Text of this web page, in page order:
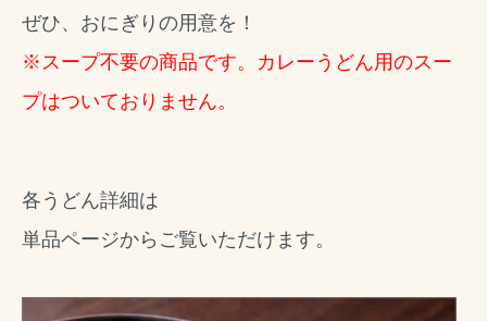
ぜひ、おにぎりの用意を！
※スープ不要の商品です。カレーうどん用のスー
プはついておりません。
各うどん詳細は
単品ページからご覧いただけます。